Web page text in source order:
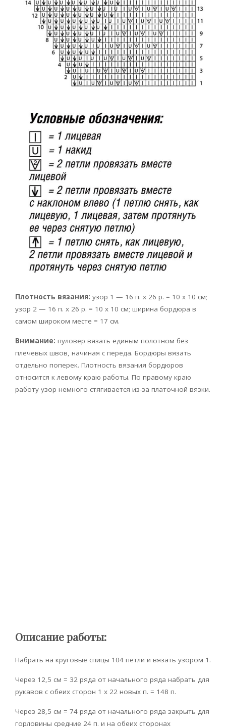
Плотность вязания: узор 1 — 16 п. х 26 р. = 10 х 10 см;
узор 2 — 16 п. х 26 р. = 10 х 10 см; ширина бордюра в
самом широком месте = 17 см.
Внимание: пуловер вязать единым полотном без
плечевых швов, начиная с переда. Бордюры вязать
отдельно поперек. Плотность вязания бордюров
относится к левому краю работы. По правому краю
работу узор немного стягивается из-за платочной вязки.
Описание работы:
Набрать на круговые спицы 104 петли и вязать узором 1.
Через 12,5 см = 32 ряда от начального ряда набрать для
рукавов с обеих сторон 1 х 22 новых п. = 148 п.
Через 28,5 см = 74 ряда от начального ряда закрыть для
горловины средние 24 п. и на обеих сторонах